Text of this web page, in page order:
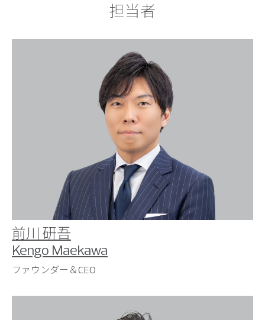
担当者
前川 研吾
Kengo Maekawa
ファウンダー＆CEO